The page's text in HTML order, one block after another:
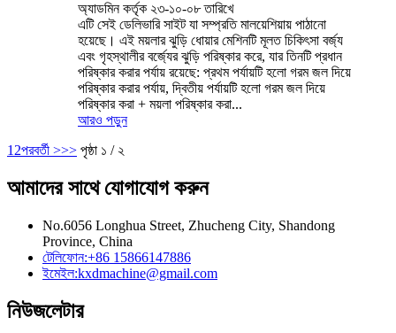
অ্যাডমিন কর্তৃক ২৩-১০-০৮ তারিখে
এটি সেই ডেলিভারি সাইট যা সম্প্রতি মালয়েশিয়ায় পাঠানো
হয়েছে। এই ময়লার ঝুড়ি ধোয়ার মেশিনটি মূলত চিকিৎসা বর্জ্য
এবং গৃহস্থালীর বর্জ্যের ঝুড়ি পরিষ্কার করে, যার তিনটি প্রধান
পরিষ্কার করার পর্যায় রয়েছে: প্রথম পর্যায়টি হলো গরম জল দিয়ে
পরিষ্কার করার পর্যায়, দ্বিতীয় পর্যায়টি হলো গরম জল দিয়ে
পরিষ্কার করা + ময়লা পরিষ্কার করা...
আরও পড়ুন
1 2পরবর্তী >>> পৃষ্ঠা ১ / ২
আমাদের সাথে যোগাযোগ করুন
No.6056 Longhua Street, Zhucheng City, Shandong
Province, China
টেলিফোন:+86 15866147886
ইমেইল:kxdmachine@gmail.com
নিউজলেটার